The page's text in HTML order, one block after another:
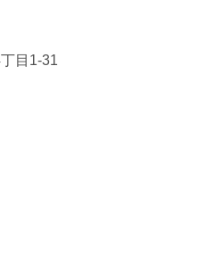
目1-31